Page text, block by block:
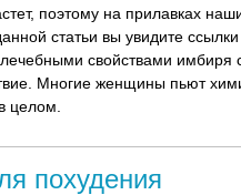
поэтому на прилавках
статьи вы увидите
свойствами имбиря
Многие женщины пьют
целом.
похудения